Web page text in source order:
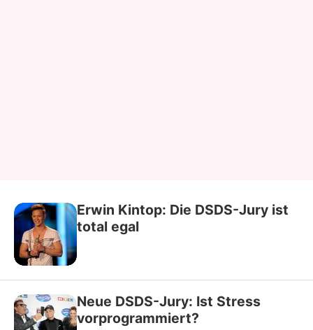
Erwin Kintop: Die DSDS-Jury ist
total egal
Neue DSDS-Jury: Ist Stress
vorprogrammiert?